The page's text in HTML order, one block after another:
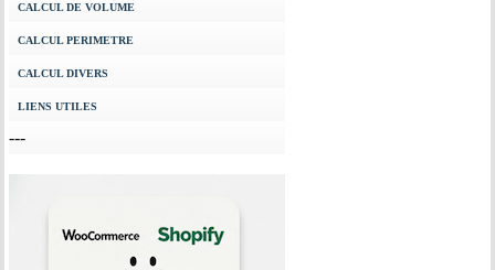
CALCUL DE VOLUME
CALCUL PERIMETRE
CALCUL DIVERS
LIENS UTILES
---